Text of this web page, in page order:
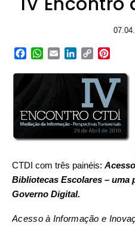
Facebook
WhatsApp
EmailLinkedIn
Copy
CTDI com três painéis:
Bibliotecas Escolares – uma
Governo Digital.
Acesso à Informação e